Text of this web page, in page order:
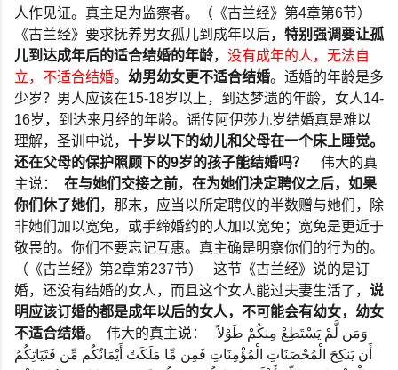
人作见证。真主足为监察者。（《古兰经》第4章第6节）
《古兰经》要求抚养男女孤儿到成年以后，特别强调要让孤
儿到达成年后的适合结婚的年龄， 没有成年的人，无法自
立，不适合结婚。 幼男幼女更不适合结婚。适婚的年龄是多
少岁？男人应该在15-18岁以上，到达梦遗的年龄，女人14-
16岁，到达来月经的年龄。谣传阿伊莎九岁结婚真是难以
理解，圣训中说， 十岁以下的幼儿和父母在一个床上睡觉。
还在父母的保护照顾下的9岁的孩子能结婚吗？
伟大的真
主说：
在与她们交接之前， 在为她们决定聘仪之后，如果
你们休了她们 ，那末，应当以所定聘仪的半数赠与她们，除
非她们加以宽免，或手缔婚约的人加以宽免；宽免是更近于
敬畏的。你们不要忘记互惠。真主确是明察你们的行为的。
（《古兰经》第2章第237节）
这节《古兰经》说的是订
婚，还没有结婚的女人，而且这个女人能过夫妻生活了， 说
明应该订婚的都是成年以后的女人，不可能会有幼女，幼女
不适合结婚。 伟大的真主说：
وَمَن لَّمْ يَسْتَطِعْ مِنكُمْ طَوْلاً
أَن يَنكِحَ الْمُحْصَنَاتِ الْمُؤْمِنَاتِ فَمِن مِّا مَلَكَتْ أَيْمَانُكُم مِّن فَتَيَاتِكُمُ